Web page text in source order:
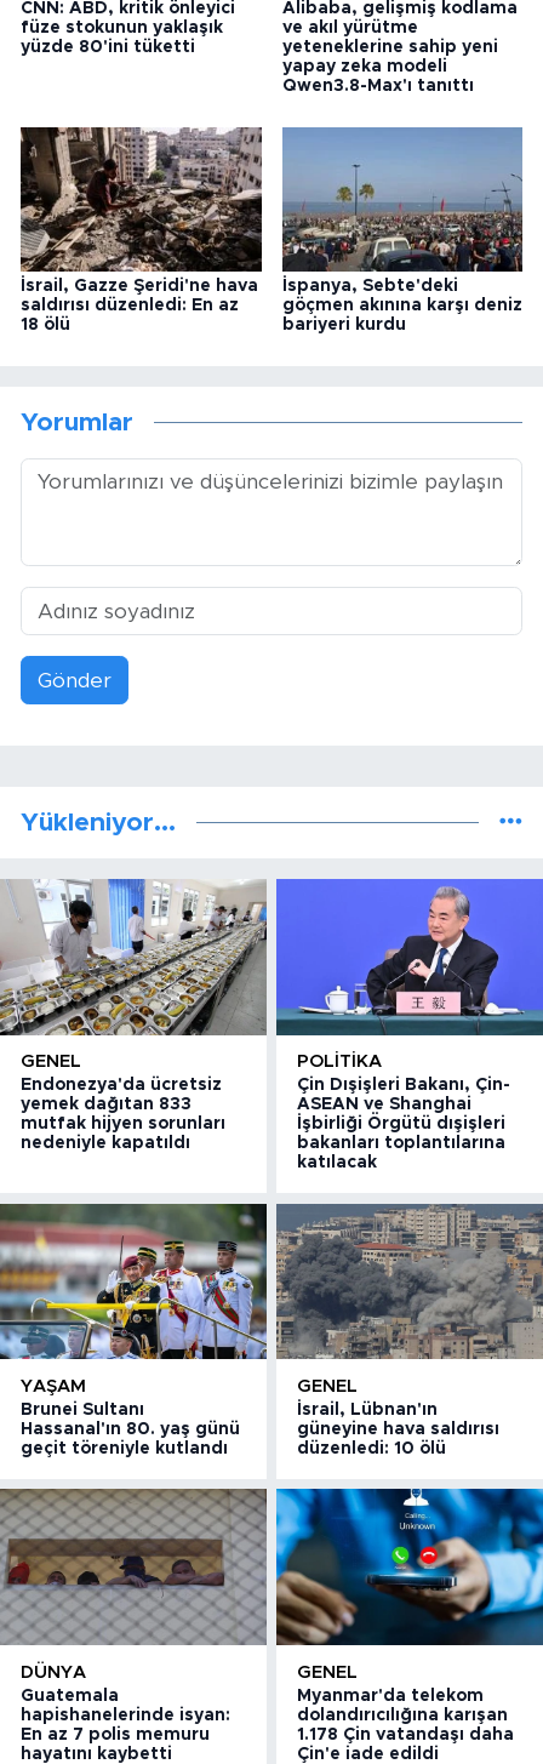
CNN: ABD, kritik önleyici
füze stokunun yaklaşık
yüzde 80'ini tüketti
Alibaba, gelişmiş kodlama
ve akıl yürütme
yeteneklerine sahip yeni
yapay zeka modeli
Qwen3.8-Max'ı tanıttı
İsrail, Gazze Şeridi'ne hava
saldırısı düzenledi: En az
18 ölü
İspanya, Sebte'deki
göçmen akınına karşı deniz
bariyeri kurdu
Yorumlar
Gönder
Yükleniyor...
GENEL
Endonezya'da ücretsiz
yemek dağıtan 833
mutfak hijyen sorunları
nedeniyle kapatıldı
POLITIKA
Çin Dışişleri Bakanı, Çin-
ASEAN ve Shanghai
İşbirliği Örgütü dışişleri
bakanları toplantılarına
katılacak
YAŞAM
Brunei Sultanı
Hassanal'ın 80. yaş günü
geçit töreniyle kutlandı
GENEL
İsrail, Lübnan'ın
güneyine hava saldırısı
düzenledi: 10 ölü
DÜNYA
Guatemala
hapishanelerinde isyan:
En az 7 polis memuru
hayatını kaybetti
GENEL
Myanmar'da telekom
dolandırıcılığına karışan
1.178 Çin vatandaşı daha
Çin'e iade edildi